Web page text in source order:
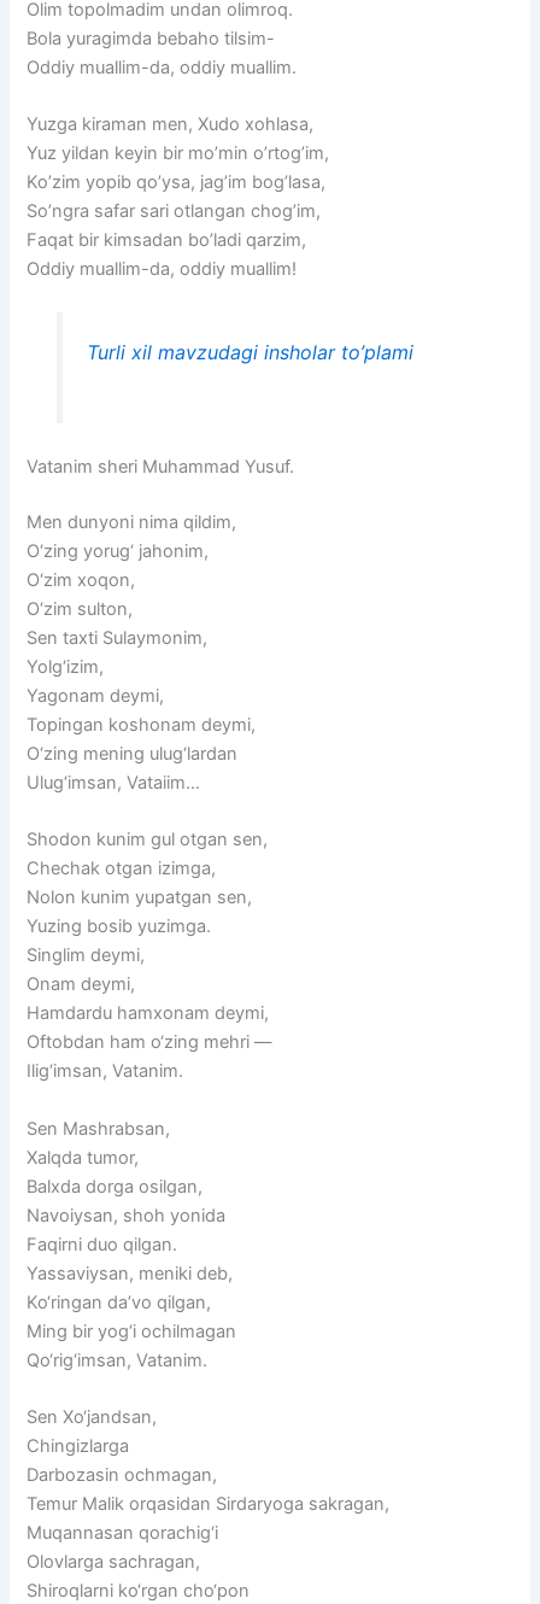
Olim topolmadim undan olimroq.
Bola yuragimda bebaho tilsim-
Oddiy muallim-da, oddiy muallim.
Yuzga kiraman men, Xudo xohlasa,
Yuz yildan keyin bir mo’min o’rtog’im,
Ko’zim yopib qo’ysa, jag’im bog’lasa,
So’ngra safar sari otlangan chog’im,
Faqat bir kimsadan bo’ladi qarzim,
Oddiy muallim-da, oddiy muallim!
Turli xil mavzudagi insholar to’plami
Vatanim sheri Muhammad Yusuf.
Men dunyoni nima qildim,
O‘zing yorug‘ jahonim,
O‘zim xoqon,
O‘zim sulton,
Sen taxti Sulaymonim,
Yolg‘izim,
Yagonam deymi,
Topingan koshonam deymi,
O‘zing mening ulug‘lardan
Ulug‘imsan, Vataiim…
Shodon kunim gul otgan sen,
Chechak otgan izimga,
Nolon kunim yupatgan sen,
Yuzing bosib yuzimga.
Singlim deymi,
Onam deymi,
Hamdardu hamxonam deymi,
Oftobdan ham o‘zing mehri —
Ilig‘imsan, Vatanim.
Sen Mashrabsan,
Xalqda tumor,
Balxda dorga osilgan,
Navoiysan, shoh yonida
Faqirni duo qilgan.
Yassaviysan, meniki deb,
Ko‘ringan da’vo qilgan,
Ming bir yog‘i ochilmagan
Qo‘rig‘imsan, Vatanim.
Sen Xo‘jandsan,
Chingizlarga
Darbozasin ochmagan,
Temur Malik orqasidan Sirdaryoga sakragan,
Muqannasan qorachig‘i
Olovlarga sachragan,
Shiroqlarni ko‘rgan cho‘pon